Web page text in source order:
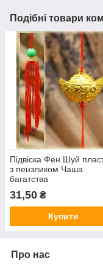
Подібні товари
Підвіска Фен Шуй
з пензликом Чаша
багатства
31,50 ₴
Купити
Про нас